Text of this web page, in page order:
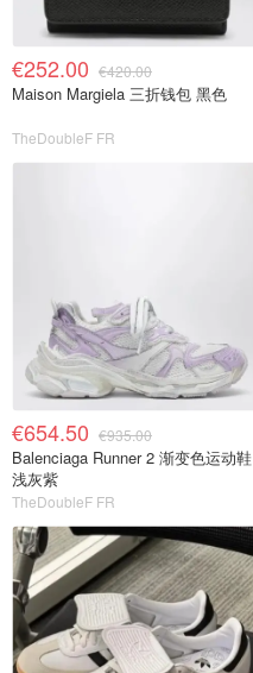
€252.00 €420.00
Maison Margiela 三折钱包 黑色
TheDoubleF FR
€654.50 €935.00
Balenciaga Runner 2 渐变色运动鞋
浅灰紫
TheDoubleF FR